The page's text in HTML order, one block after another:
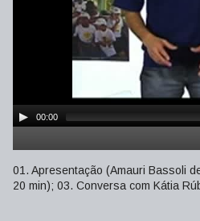
00:00
01. Apresentação (Amauri Bassoli
20 min); 03. Conversa com Kátia